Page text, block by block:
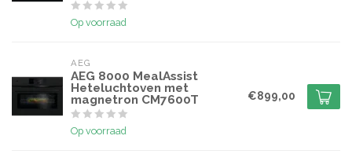
Op voorraad
AEG
AEG 8000 MealAssist
Heteluchtoven met
magnetron CM7600T
Op voorraad
€899,00